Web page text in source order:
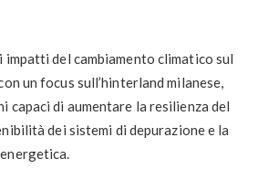
del cambiamento climatico sul
un focus sull’hinterland milanese,
capaci di aumentare la resilienza del
dei sistemi di depurazione e la